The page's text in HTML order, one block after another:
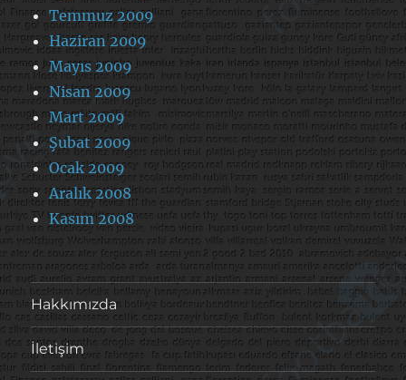
Temmuz 2009
Haziran 2009
Mayıs 2009
Nisan 2009
Mart 2009
Şubat 2009
Ocak 2009
Aralık 2008
Kasım 2008
Hakkımızda
İletişim